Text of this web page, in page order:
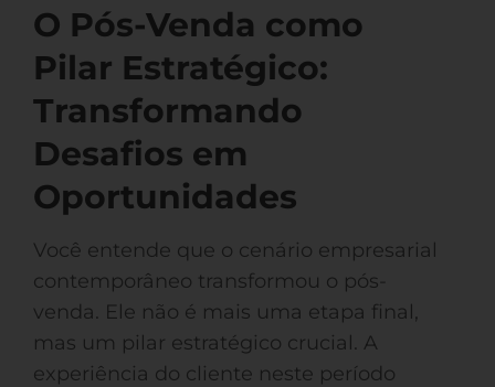
O Pós-Venda como
Pilar Estratégico:
Transformando
Desafios em
Oportunidades
Você entende que o cenário empresarial
contemporâneo transformou o pós-
venda. Ele não é mais uma etapa final,
mas um pilar estratégico crucial. A
experiência do cliente neste período